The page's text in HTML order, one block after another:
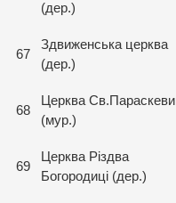
(дер.)
67
Здвиженська церква
(дер.)
68
Церква Св.Параскеви
(мур.)
69
Церква Різдва
Богородиці (дер.)